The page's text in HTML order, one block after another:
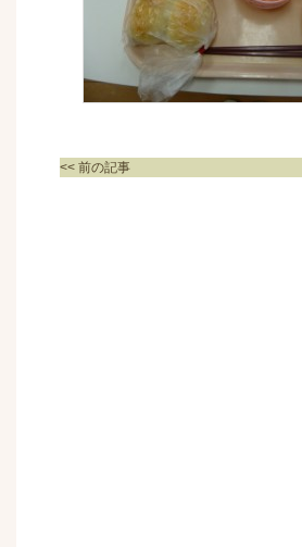
<< 前の記事